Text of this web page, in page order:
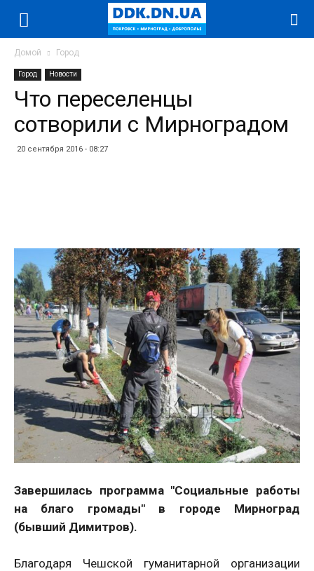
Домой Город
Город Новости
Что переселенцы
сотворили с Мирноградом
20 сентября 2016 - 08:27
Завершилась программа "Социальные работы
на благо громады" в городе Мирноград
(бывший Димитров).
Благодаря Чешской гуманитарной организации